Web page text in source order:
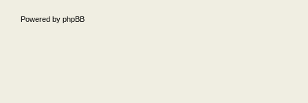
Powered by phpBB